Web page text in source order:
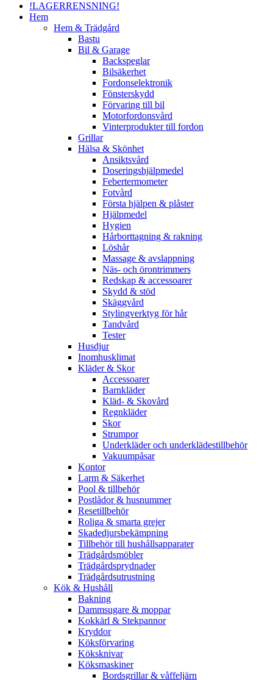
!LAGERRENSNING!
Hem
Hem & Trädgård
Bastu
Bil & Garage
Backspeglar
Bilsäkerhet
Fordonselektronik
Fönsterskydd
Förvaring till bil
Motorfordonsvård
Vinterprodukter till fordon
Grillar
Hälsa & Skönhet
Ansiktsvård
Doseringshjälpmedel
Febertermometer
Fotvård
Första hjälpen & plåster
Hjälpmedel
Hygien
Hårborttagning & rakning
Löshår
Massage & avslappning
Näs- och örontrimmers
Redskap & accessoarer
Skydd & stöd
Skäggvård
Stylingverktyg för hår
Tandvård
Tester
Husdjur
Inomhusklimat
Kläder & Skor
Accessoarer
Barnkläder
Kläd- & Skovård
Regnkläder
Skor
Strumpor
Underkläder och underklädestillbehör
Vakuumpåsar
Kontor
Larm & Säkerhet
Pool & tillbehör
Postlådor & husnummer
Resetillbehör
Roliga & smarta grejer
Skadedjursbekämpning
Tillbehör till hushållsapparater
Trädgårdsmöbler
Trädgårdsprydnader
Trädgårdsutrustning
Kök & Hushåll
Bakning
Dammsugare & moppar
Kokkärl & Stekpannor
Kryddor
Köksförvaring
Köksknivar
Köksmaskiner
Bordsgrillar & våffeljärn